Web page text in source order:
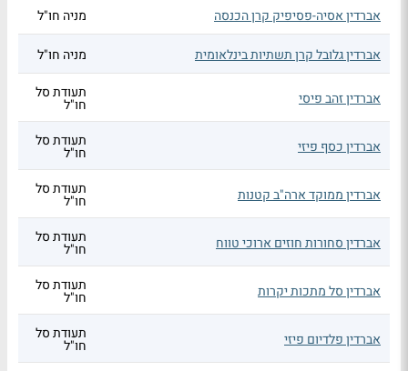
אברדין אסיה-פסיפיק קרן הכנסה מניה חו"ל
אברדין גלובל קרן תשתיות בינלאומית מניה חו"ל
אברדין זהב פיסי תעודת סל
חו"ל
אברדין כסף פיזי תעודת סל
חו"ל
אברדין ממוקד ארה"ב קטנות תעודת סל
חו"ל
אברדין סחורות חוזים ארוכי טווח תעודת סל
חו"ל
אברדין סל מתכות יקרות תעודת סל
חו"ל
אברדין פלדיום פיזי תעודת סל
חו"ל